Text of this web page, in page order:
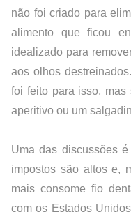
não foi criado para
alimento que ficou
idealizado para
aos olhos
foi feito para isso, mas
aperitivo ou um
Uma das discussões
impostos são altos e,
mais consome fio
com os Estados